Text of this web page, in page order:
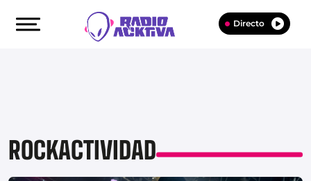
Directo
ROCKACTIVIDAD